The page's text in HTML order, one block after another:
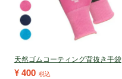
天然ゴムコーティング背抜き手袋
¥400 税込